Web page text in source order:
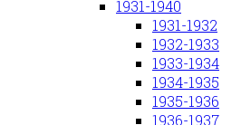
1931-1940
1931-1932
1932-1933
1933-1934
1934-1935
1935-1936
1936-1937